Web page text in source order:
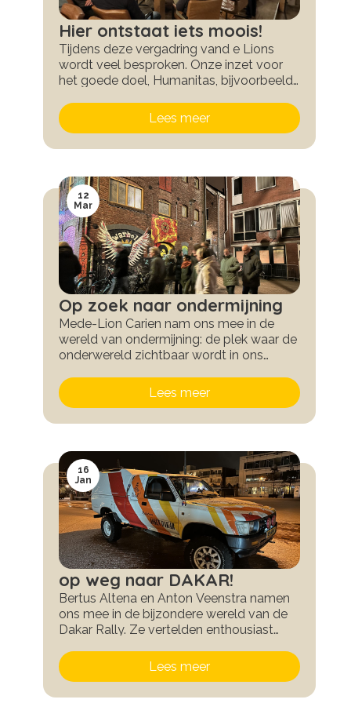
Hier ontstaat iets moois!
Tijdens deze vergadring vand e Lions
wordt veel besproken. Onze inzet voor
het goede doel, Humanitas, bijvoorbeeld.
juli gaan organiseren: een fantastische
rally dwars door Groningen en Drenthe.
Lees meer
12
Mar
Op zoek naar ondermijning
Mede-Lion Carien nam ons mee in de
wereld van ondermijning: de plek waar de
onderwereld zichtbaar wordt in ons
heel andere ogen naar de stad.
Lees meer
16
Jan
op weg naar DAKAR!
Bertus Altena en Anton Veenstra namen
ons mee in de bijzondere wereld van de
Dakar Rally. Ze vertelden enthousiast
slapen naast ronkende motoren en
enorme waterplassen in de woestijn. We
Lees meer